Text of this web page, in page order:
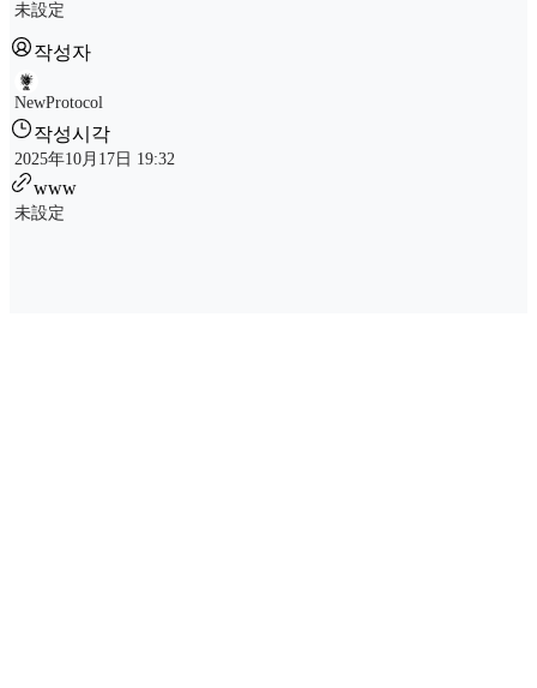
未設定
작성자
NewProtocol
작성시각
2025年10月17日 19:32
www
未設定